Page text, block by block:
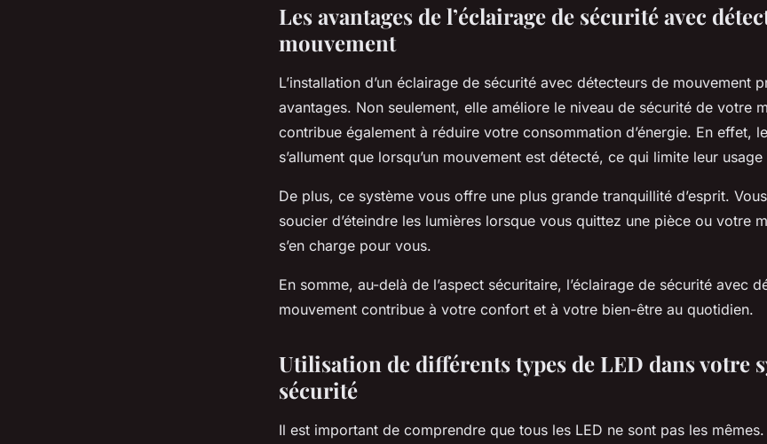
Les avantages de l’éclairage de sécurité avec
mouvement
L’installation d’un éclairage de sécurité avec détecteurs de mouvement
avantages. Non seulement, elle améliore le niveau de sécurité de votre
contribue également à réduire votre consommation d’énergie. En effet,
s’allument que lorsqu’un mouvement est détecté, ce qui limite leur usage
De plus, ce système vous offre une plus grande tranquillité d’esprit.
soucier d’éteindre les lumières lorsque vous quittez une pièce ou votre
s’en charge pour vous.
En somme, au-delà de l’aspect sécuritaire, l’éclairage de sécurité avec
mouvement contribue à votre confort et à votre bien-être au quotidien.
Utilisation de différents types de LED dans votre
sécurité
Il est important de comprendre que tous les LED ne sont pas les